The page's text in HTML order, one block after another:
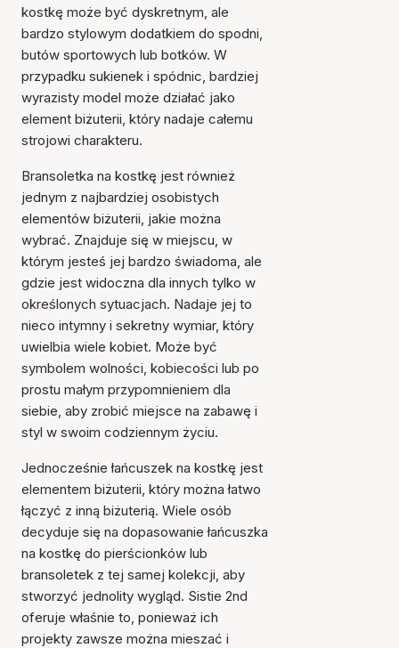
kostkę może być dyskretnym, ale
bardzo stylowym dodatkiem do spodni,
butów sportowych lub botków. W
przypadku sukienek i spódnic, bardziej
wyrazisty model może działać jako
element biżuterii, który nadaje całemu
strojowi charakteru.
Bransoletka na kostkę jest również
jednym z najbardziej osobistych
elementów biżuterii, jakie można
wybrać. Znajduje się w miejscu, w
którym jesteś jej bardzo świadoma, ale
gdzie jest widoczna dla innych tylko w
określonych sytuacjach. Nadaje jej to
nieco intymny i sekretny wymiar, który
uwielbia wiele kobiet. Może być
symbolem wolności, kobiecości lub po
prostu małym przypomnieniem dla
siebie, aby zrobić miejsce na zabawę i
styl w swoim codziennym życiu.
Jednocześnie łańcuszek na kostkę jest
elementem biżuterii, który można łatwo
łączyć z inną biżuterią. Wiele osób
decyduje się na dopasowanie łańcuszka
na kostkę do pierścionków lub
bransoletek z tej samej kolekcji, aby
stworzyć jednolity wygląd. Sistie 2nd
oferuje właśnie to, ponieważ ich
projekty zawsze można mieszać i